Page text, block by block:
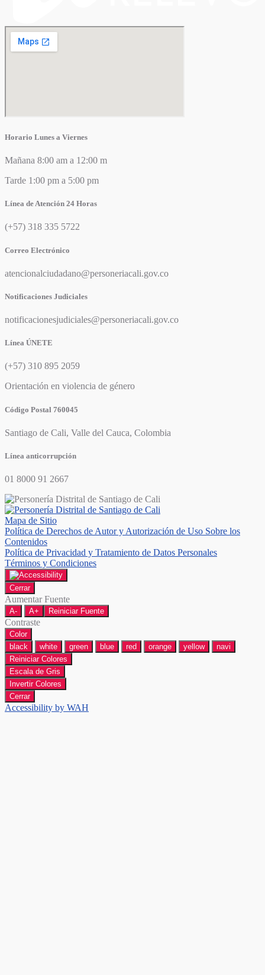
Horario Lunes a Viernes
Mañana 8:00 am a 12:00 m
Tarde 1:00 pm a 5:00 pm
Línea de Atención 24 Horas
(+57) 318 335 5722
Correo Electrónico
atencionalciudadano@personeriacali.gov.co
Notificaciones Judiciales
notificacionesjudiciales@personeriacali.gov.co
Línea ÚNETE
(+57) 310 895 2059
Orientación en violencia de género
Código Postal 760045
Santiago de Cali, Valle del Cauca, Colombia
Línea anticorrupción
01 8000 91 2667
Mapa de Sitio
Política de Derechos de Autor y Autorización de Uso Sobre los
Contenidos
Política de Privacidad y Tratamiento de Datos Personales
Términos y Condiciones
Cerrar
Aumentar Fuente
A- A+ Reiniciar Fuente
Contraste
Color
black
white green blue red orange yellow
navi
Reiniciar Colores
Escala de Gris
Invertir Colores
Cerrar
Accessibility by WAH